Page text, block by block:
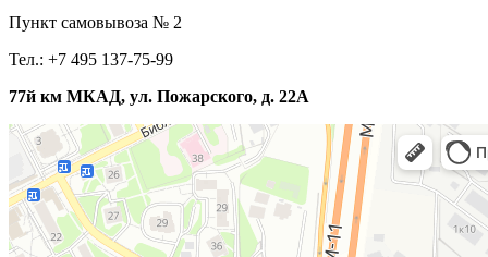
Пункт самовывоза № 2
Тел.: +7 495 137-75-99
77й км МКАД, ул. Пожарского, д. 22А